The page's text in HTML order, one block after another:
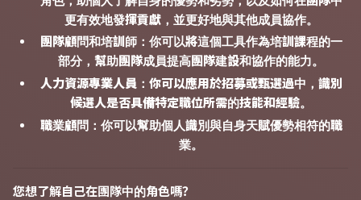
更有效地發揮貢獻，並更好地與其他成員協作。
團隊顧問和培訓師：你可以將這個工具作為培訓課程的一
部分，幫助團隊成員提高團隊建設和協作的能力。
人力資源專業人員：你可以應用於招募或甄選過中，識別
候選人是否具備特定職位所需的技能和經驗。
職業顧問：你可以幫助個人識別與自身天賦優勢相符的職
業。
您想了解自己在團隊中的角色嗎？